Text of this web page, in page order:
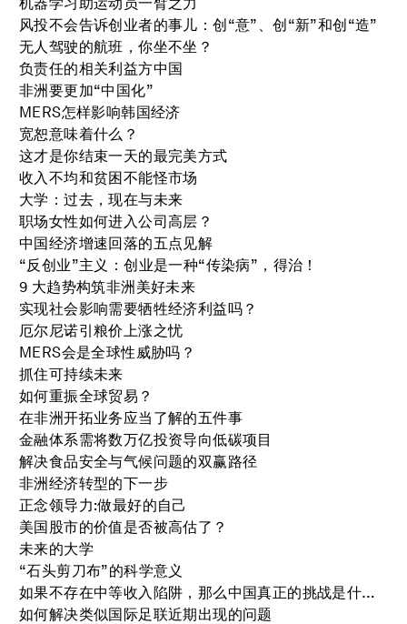
风投不会告诉创业者的事儿：创“意”、创“新”和创“造”
无人驾驶的航班，你坐不坐？
负责任的相关利益方中国
非洲要更加“中国化”
MERS怎样影响韩国经济
宽恕意味着什么？
这才是你结束一天的最完美方式
收入不均和贫困不能怪市场
大学：过去，现在与未来
职场女性如何进入公司高层？
中国经济增速回落的五点见解
“反创业”主义：创业是一种“传染病”，得治！
9 大趋势构筑非洲美好未来
实现社会影响需要牺牲经济利益吗？
厄尔尼诺引粮价上涨之忧
MERS会是全球性威胁吗？
抓住可持续未来
如何重振全球贸易？
在非洲开拓业务应当了解的五件事
金融体系需将数万亿投资导向低碳项目
解决食品安全与气候问题的双赢路径
非洲经济转型的下一步
正念领导力:做最好的自己
美国股市的价值是否被高估了？
未来的大学
“石头剪刀布”的科学意义
如果不存在中等收入陷阱，那么中国真正的挑战是什么？
如何解决类似国际足联近期出现的问题